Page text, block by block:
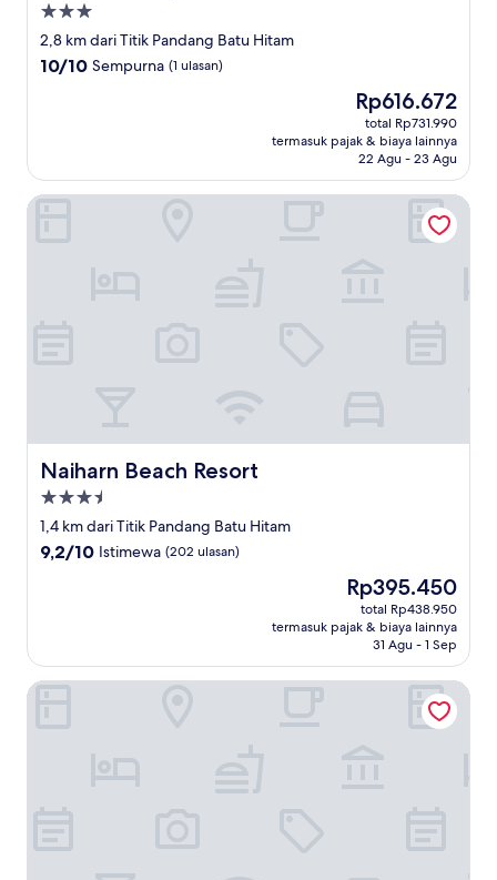
Properti
bintang
3.0
2,8 km dari Titik Pandang Batu Hitam
10.0
10/10 Sempurna (1 ulasan)
Harga
sekarang
Rp616.672
Rp616.672
total Rp731.990
termasuk pajak & biaya lainnya
22 Agu - 23 Agu
Naiharn Beach Resort
Naiharn Beach Resort
Properti
bintang
3.5
1,4 km dari Titik Pandang Batu Hitam
9.2
9,2/10 Istimewa (202 ulasan)
Harga
sekarang
Rp395.450
Rp395.450
total Rp438.950
termasuk pajak & biaya lainnya
31 Agu - 1 Sep
Naiharn Beach Resort
Alphabeto Resort